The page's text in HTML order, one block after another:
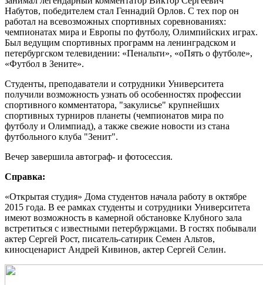
Набутов, победителем стал Геннадий Орлов. С тех пор он
работал на всевозможных спортивных соревнованиях:
чемпионатах мира и Европы по футболу, Олимпийских играх.
Был ведущим спортивных программ на ленинградском и
петербургском телевидении: «Пенальти», «оПять о футболе»,
«Футбол в Зените».
Студенты, преподаватели и сотрудники Университета
получили возможность узнать об особенностях профессии
спортивного комментатора, "закулисье" крупнейших
спортивных турниров планеты (чемпионатов мира по
футболу и Олимпиад), а также свежие новости из стана
футбольного клуба "Зенит".
Вечер завершила автограф- и фотосессия.
Справка:
«Открытая студия» Дома студентов начала работу в октябре
2015 года. В ее рамках студенты и сотрудники Университета
имеют возможность в камерной обстановке Клубного зала
встретиться с известными петербуржцами. В гостях побывали
актер Сергей Рост, писатель-сатирик Семен Альтов,
киносценарист Андрей Кивинов, актер Сергей Селин.